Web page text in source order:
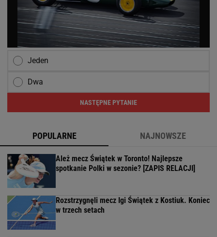
Jeden
Dwa
NASTĘPNE PYTANIE
POPULARNE NAJNOWSZE
Ależ mecz Świątek w Toronto! Najlepsze
spotkanie Polki w sezonie? [ZAPIS RELACJI]
Rozstrzygnęli mecz Igi Świątek z Kostiuk. Koniec
w trzech setach